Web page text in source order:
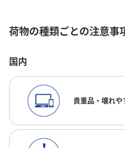
荷物の種類ごとの注意事
国内
貴重品・壊れ